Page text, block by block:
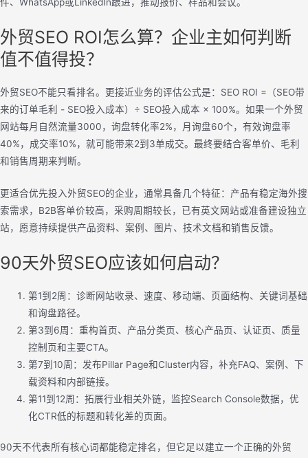
外贸SEO ROI怎么算？企业主如何判断
值不值得投？
外贸SEO不能只看排名。更接近业务的评估公式是：SEO ROI =（SEO带
来的订单毛利 - SEO投入成本）÷ SEO投入成本 × 100%。如果一个外贸
网站每月自然流量3000，询盘转化率2%，月询盘60个，有效询盘率
40%，成交率10%，就可能带来2到3单成交。最终要结合客单价、毛利
和销售周期来判断。
更适合优先投入外贸SEO的企业，通常具备几个特征：产品有稳定海外搜
索需求，B2B客单价较高，采购周期较长，已有英文网站或准备建设独立
站，愿意持续提供产品资料、案例、图片、技术文档和销售反馈。
90天外贸SEO应该如何启动？
第1到2周：诊断网站收录、速度、移动端、页面结构、关键词基础
和询盘路径。
第3到6周：重构首页、产品分类页、核心产品页、认证页、质量
控制页和主要CTA。
第7到10周：发布Pillar Page和Cluster内容，补充FAQ、案例、下
载资料和内部链接。
第11到12周：拓展行业相关外链，监控Search Console数据，优
化CTR低的标题和转化差的页面。
90天不代表所有核心词都能稳定排名，但它足以建立一个正确的外贸